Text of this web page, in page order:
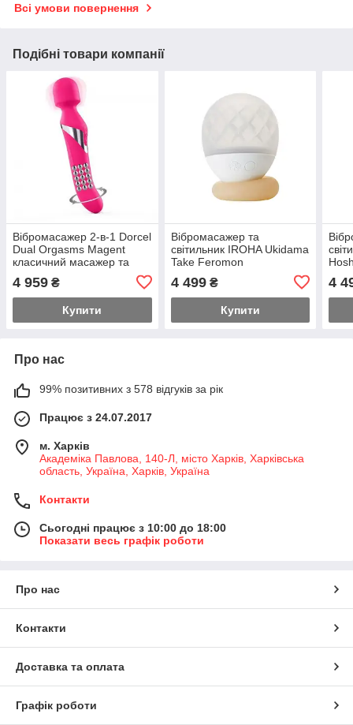
Всі умови повернення
Подібні товари компанії
Вібромасажер 2-в-1 Dorcel
Dual Orgasms Magent
класичний масажер та
масажем Feromon
4 959 ₴
Купити
Вібромасажер та
світильник IROHA Ukidama
Take Feromon
4 499₴
Купити
4
Про нас
99% позитивних з 578 відгуків за рік
Працює з 24.07.2017
м. Харків
Академіка Павлова, 140-Л, місто Харків, Харківська
область, Україна, Харків, Україна
Контакти
Сьогодні працює з 10:00 до 18:00
Показати весь графік роботи
Про нас
Контакти
Доставка та оплата
Графік роботи